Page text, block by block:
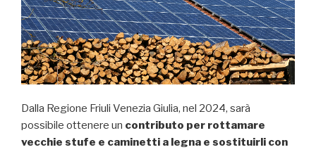
Dalla Regione Friuli Venezia Giulia, nel 2024, sarà
possibile ottenere un contributo per rottamare
vecchie stufe e caminetti a legna e sostituirli con